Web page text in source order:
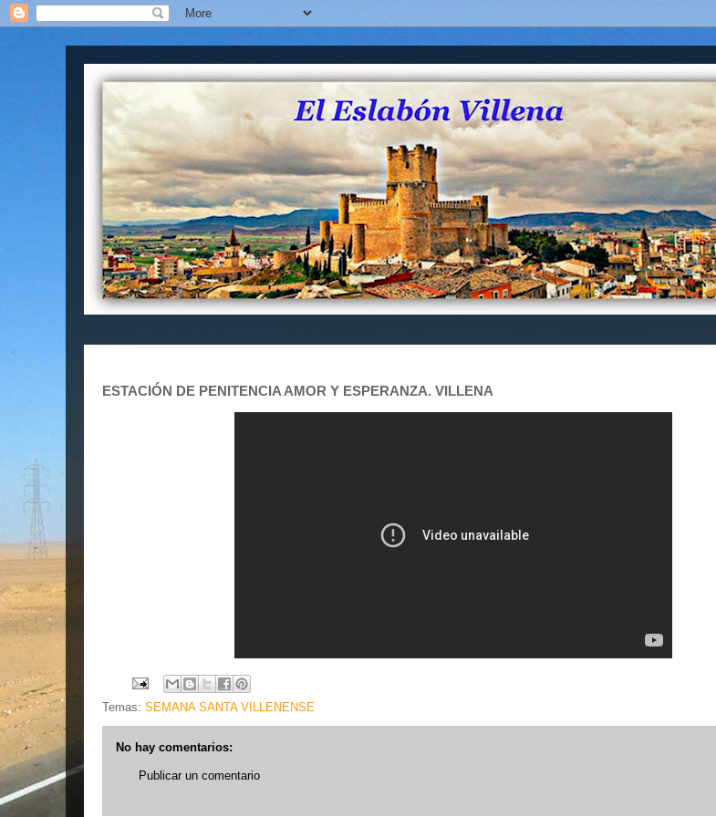
ESTACIÓN DE PENITENCIA AMOR Y ESPERANZA. VILLENA
Temas: SEMANA SANTA VILLENENSE
No hay comentarios:
Publicar un comentario